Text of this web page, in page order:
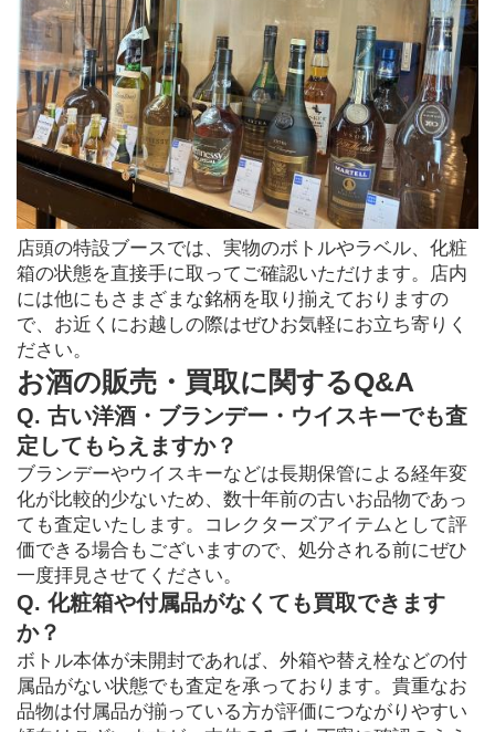
店頭の特設ブースでは、実物のボトルやラベル、化粧
箱の状態を直接手に取ってご確認いただけます。店内
には他にもさまざまな銘柄を取り揃えておりますの
で、お近くにお越しの際はぜひお気軽にお立ち寄りく
ださい。
お酒の販売・買取に関するQ&A
Q. 古い洋酒・ブランデー・ウイスキーでも査
定してもらえますか？
ブランデーやウイスキーなどは長期保管による経年変
化が比較的少ないため、数十年前の古いお品物であっ
ても査定いたします。コレクターズアイテムとして評
価できる場合もございますので、処分される前にぜひ
一度拝見させてください。
Q. 化粧箱や付属品がなくても買取できます
か？
ボトル本体が未開封であれば、外箱や替え栓などの付
属品がない状態でも査定を承っております。貴重なお
品物は付属品が揃っている方が評価につながりやすい